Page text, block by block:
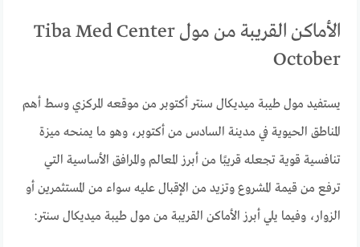
الأماكن القريبة من مول Tiba Med Center
October
يستفيد مول طيبة ميديكال سنتر أكتوبر من موقعه المركزي وسط أهم
المناطق الحيوية في مدينة السادس من أكتوبر، وهو ما يمنحه ميزة
تنافسية قوية تجعله قريبًا من أبرز المعالم والمرافق الأساسية التي
ترفع من قيمة المشروع وتزيد من الإقبال عليه سواء من المستثمرين أو
الزوار، وفيما يلي أبرز الأماكن القريبة من مول طيبة ميديكال سنتر: